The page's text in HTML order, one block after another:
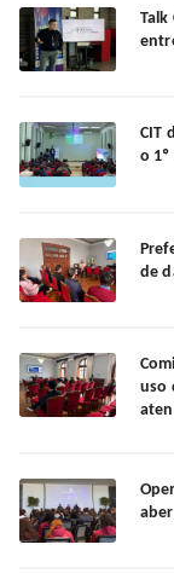
Talk
CIT
o 1º
de
uso